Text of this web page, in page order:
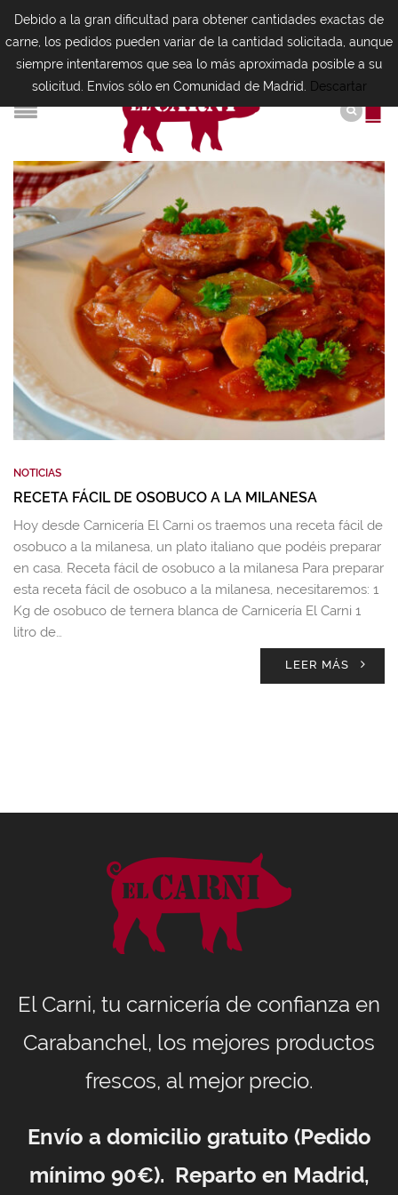
NOTICIAS
RECETA FÁCIL DE OSOBUCO A LA MILANESA
Hoy desde Carnicería El Carni os traemos una receta fácil de
osobuco a la milanesa, un plato italiano que podéis preparar
en casa. Receta fácil de osobuco a la milanesa Para preparar
esta receta fácil de osobuco a la milanesa, necesitaremos: 1
Kg de osobuco de ternera blanca de Carnicería El Carni 1
litro de…
LEER MÁS
El Carni, tu carnicería de confianza en
Carabanchel, los mejores productos
frescos, al mejor precio.
Envío a domicilio gratuito (Pedido
mínimo 90€). Reparto en Madrid,
Debido a la gran dificultad para obtener cantidades exactas de
carne, los pedidos pueden variar de la cantidad solicitada, aunque
siempre intentaremos que sea lo más aproximada posible a su
solicitud. Envíos sólo en Comunidad de Madrid.
Descartar